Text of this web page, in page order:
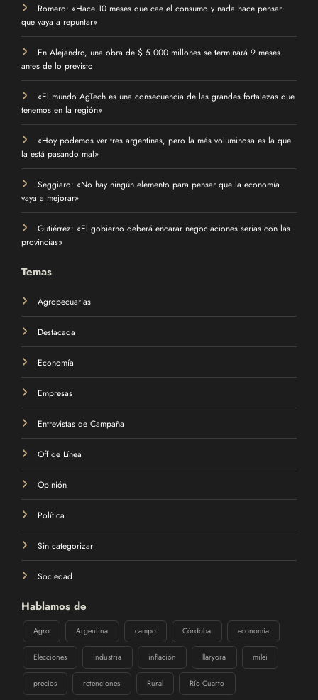
Romero: «Hace 10 meses que cae el consumo y nada hace pensar
que vaya a repuntar»
En Alejandro, una obra de $ 5.000 millones se terminará 9 meses
antes de lo previsto
«El mundo AgTech es una consecuencia de las grandes fortalezas que
tenemos en la región»
«Hoy podemos ver tres argentinas, pero la más voluminosa es la que
la está pasando mal»
Seggiaro: «No hay ningún elemento para pensar que la economía
vaya a mejorar»
Gutiérrez: «El gobierno deberá encarar negociaciones serias con las
provincias»
Temas
Agropecuarias
Destacada
Economía
Empresas
Entrevistas de Campaña
Off de Línea
Opinión
Política
Sin categorizar
Sociedad
Hablamos de
Agro Argentina campo Córdoba economía
Elecciones industria inflación llaryora milei
precios retenciones Rural Río Cuarto